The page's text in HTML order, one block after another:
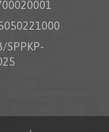
SPPKP-